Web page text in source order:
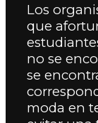
Los
que
no se
se
moda en